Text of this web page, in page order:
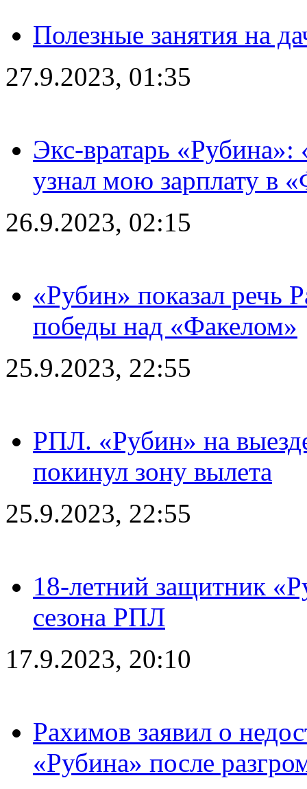
Полезные занятия на
27.9.2023, 01:35
Экс-вратарь «Рубина»:
узнал мою зарплату в
26.9.2023, 02:15
«Рубин» показал речь
победы над «Факелом»
25.9.2023, 22:55
РПЛ. «Рубин» на
покинул зону вылета
25.9.2023, 22:55
18-летний защитник
сезона РПЛ
17.9.2023, 20:10
Рахимов заявил о
«Рубина» после